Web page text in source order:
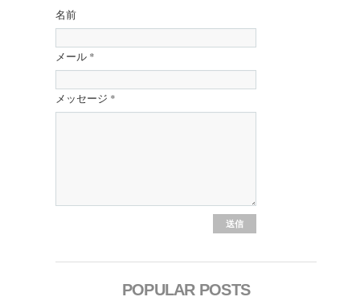
名前
メール *
メッセージ *
POPULAR POSTS